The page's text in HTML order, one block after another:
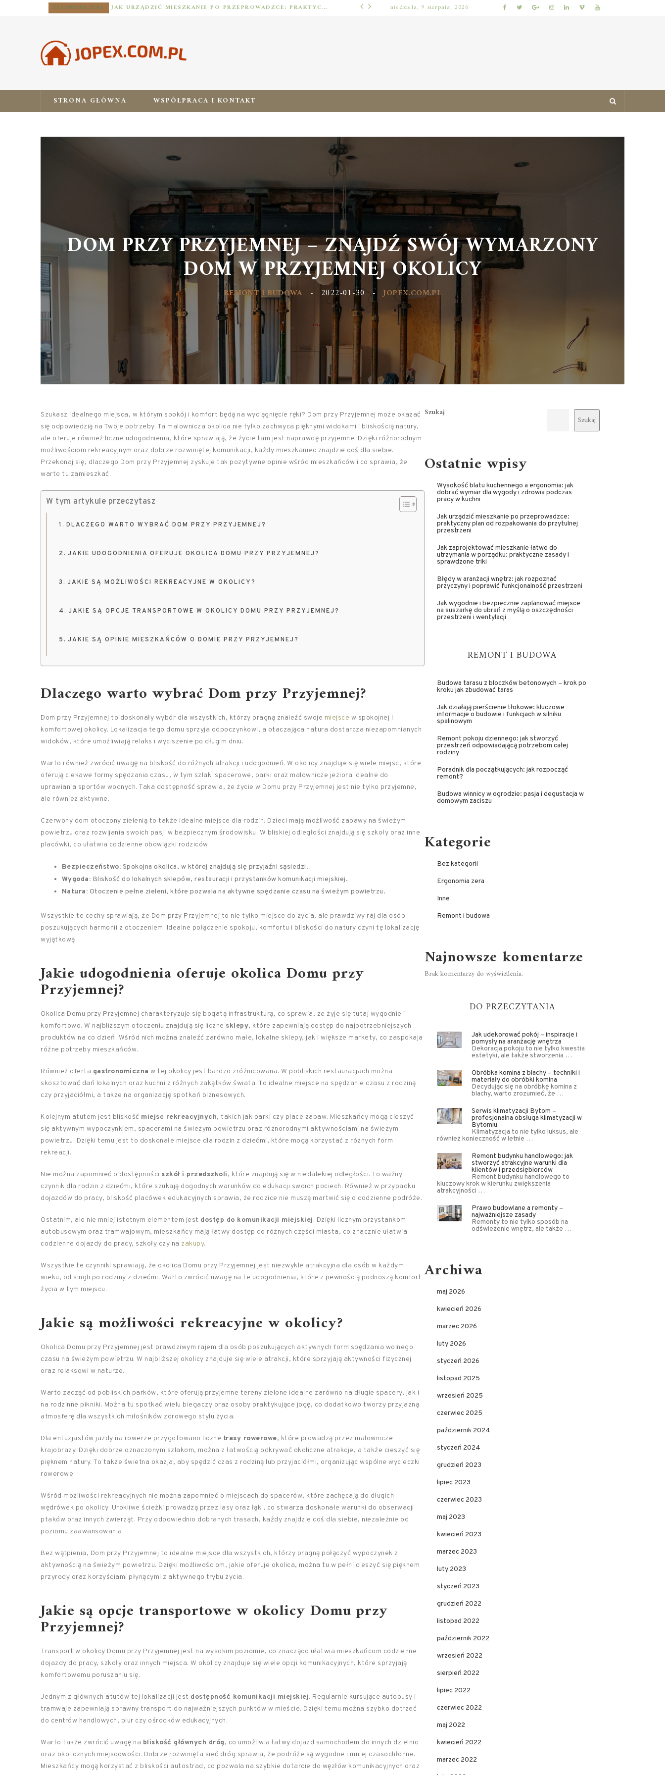
ERGONOMIA ZERA JAK URZĄDZIĆ MIESZKANIE PO PRZEPROWADZCE: PRAKTYCZNY PLAN OD ROZPAKOWANIA DO PRZYTULNEJ PRZESTRZENI ERGONOMIA ZERA
niedziela, 9 sierpnia, 2026
STRONA GŁÓWNA WSPÓŁPRACA I KONTAKT
DOM PRZY PRZYJEMNEJ – ZNAJDŹ SWÓJ WYMARZONY
DOM W PRZYJEMNEJ OKOLICY
REMONT I BUDOWA - 2022-01-30 - JOPEX.COM.PL
Szukasz idealnego miejsca, w którym spokój i komfort będą na wyciągnięcie ręki? Dom przy Przyjemnej może okazać
się odpowiedzią na Twoje potrzeby. Ta malownicza okolica nie tylko zachwyca pięknymi widokami i bliskością natury,
ale oferuje również liczne udogodnienia, które sprawiają, że życie tam jest naprawdę przyjemne. Dzięki różnorodnym
możliwościom rekreacyjnym oraz dobrze rozwiniętej komunikacji, każdy mieszkaniec znajdzie coś dla siebie.
Przekonaj się, dlaczego Dom przy Przyjemnej zyskuje tak pozytywne opinie wśród mieszkańców i co sprawia, że
warto tu zamieszkać.
W tym artykule przeczytasz
DLACZEGO WARTO WYBRAĆ DOM PRZY PRZYJEMNEJ?
JAKIE UDOGODNIENIA OFERUJE OKOLICA DOMU PRZY PRZYJEMNEJ?
JAKIE SĄ MOŻLIWOŚCI REKREACYJNE W OKOLICY?
JAKIE SĄ OPCJE TRANSPORTOWE W OKOLICY DOMU PRZY PRZYJEMNEJ?
JAKIE SĄ OPINIE MIESZKAŃCÓW O DOMIE PRZY PRZYJEMNEJ?
Dlaczego warto wybrać Dom przy Przyjemnej?
Dom przy Przyjemnej to doskonały wybór dla wszystkich, którzy pragną znaleźć swoje miejsce w spokojnej i
komfortowej okolicy. Lokalizacja tego domu sprzyja odpoczynkowi, a otaczająca natura dostarcza niezapomnianych
widoków, które umożliwiają relaks i wyciszenie po długim dniu.
Warto również zwrócić uwagę na bliskość do różnych atrakcji i udogodnień. W okolicy znajduje się wiele miejsc, które
oferują ciekawe formy spędzania czasu, w tym szlaki spacerowe, parki oraz malownicze jeziora idealne do
uprawiania sportów wodnych. Taka dostępność sprawia, że życie w Domu przy Przyjemnej jest nie tylko przyjemne,
ale również aktywne.
Czerwony dom otoczony zielenią to także idealne miejsce dla rodzin. Dzieci mają możliwość zabawy na świeżym
powietrzu oraz rozwijania swoich pasji w bezpiecznym środowisku. W bliskiej odległości znajdują się szkoły oraz inne
placówki, co ułatwia codzienne obowiązki rodziców.
Bezpieczeństwo: Spokojna okolica, w której znajdują się przyjaźni sąsiedzi.
Wygoda: Bliskość do lokalnych sklepów, restauracji i przystanków komunikacji miejskiej.
Natura: Otoczenie pełne zieleni, które pozwala na aktywne spędzanie czasu na świeżym powietrzu.
Wszystkie te cechy sprawiają, że Dom przy Przyjemnej to nie tylko miejsce do życia, ale prawdziwy raj dla osób
poszukujących harmonii z otoczeniem. Idealne połączenie spokoju, komfortu i bliskości do natury czyni tę lokalizację
wyjątkową.
Jakie udogodnienia oferuje okolica Domu przy
Przyjemnej?
Okolica Domu przy Przyjemnej charakteryzuje się bogatą infrastrukturą, co sprawia, że żyje się tutaj wygodnie i
komfortowo. W najbliższym otoczeniu znajdują się liczne sklepy, które zapewniają dostęp do najpotrzebniejszych
produktów na co dzień. Wśród nich można znaleźć zarówno małe, lokalne sklepy, jak i większe markety, co zaspokaja
różne potrzeby mieszkańców.
Również oferta gastronomiczna w tej okolicy jest bardzo zróżnicowana. W pobliskich restauracjach można
skosztować dań lokalnych oraz kuchni z różnych zakątków świata. To idealne miejsce na spędzanie czasu z rodziną
czy przyjaciółmi, a także na organizację spotkań biznesowych.
Kolejnym atutem jest bliskość miejsc rekreacyjnych, takich jak parki czy place zabaw. Mieszkańcy mogą cieszyć
się aktywnym wypoczynkiem, spacerami na świeżym powietrzu oraz różnorodnymi aktywnościami na świeżym
powietrzu. Dzięki temu jest to doskonałe miejsce dla rodzin z dziećmi, które mogą korzystać z różnych form
rekreacji.
Nie można zapomnieć o dostępności szkół i przedszkoli, które znajdują się w niedalekiej odległości. To ważny
czynnik dla rodzin z dziećmi, które szukają dogodnych warunków do edukacji swoich pociech. Również w przypadku
dojazdów do pracy, bliskość placówek edukacyjnych sprawia, że rodzice nie muszą martwić się o codzienne podróże.
Ostatnim, ale nie mniej istotnym elementem jest dostęp do komunikacji miejskiej. Dzięki licznym przystankom
autobusowym oraz tramwajowym, mieszkańcy mają łatwy dostęp do różnych części miasta, co znacznie ułatwia
codzienne dojazdy do pracy, szkoły czy na zakupy.
Wszystkie te czynniki sprawiają, że okolica Domu przy Przyjemnej jest niezwykle atrakcyjna dla osób w każdym
wieku, od singli po rodziny z dziećmi. Warto zwrócić uwagę na te udogodnienia, które z pewnością podnoszą komfort
życia w tym miejscu.
Jakie są możliwości rekreacyjne w okolicy?
Okolica Domu przy Przyjemnej jest prawdziwym rajem dla osób poszukujących aktywnych form spędzania wolnego
czasu na świeżym powietrzu. W najbliższej okolicy znajduje się wiele atrakcji, które sprzyjają aktywności fizycznej
oraz relaksowi w naturze.
Warto zacząć od pobliskich parków, które oferują przyjemne tereny zielone idealne zarówno na długie spacery, jak i
na rodzinne pikniki. Można tu spotkać wielu biegaczy oraz osoby praktykujące jogę, co dodatkowo tworzy przyjazną
atmosferę dla wszystkich miłośników zdrowego stylu życia.
Dla entuzjastów jazdy na rowerze przygotowano liczne trasy rowerowe, które prowadzą przez malownicze
krajobrazy. Dzięki dobrze oznaczonym szlakom, można z łatwością odkrywać okoliczne atrakcje, a także cieszyć się
pięknem natury. To także świetna okazja, aby spędzić czas z rodziną lub przyjaciółmi, organizując wspólne wycieczki
rowerowe.
Wśród możliwości rekreacyjnych nie można zapomnieć o miejscach do spacerów, które zachęcają do długich
wędrówek po okolicy. Urokliwe ścieżki prowadzą przez lasy oraz łąki, co stwarza doskonałe warunki do obserwacji
ptaków oraz innych zwierząt. Przy odpowiednio dobranych trasach, każdy znajdzie coś dla siebie, niezależnie od
poziomu zaawansowania.
Bez wątpienia, Dom przy Przyjemnej to idealne miejsce dla wszystkich, którzy pragną połączyć wypoczynek z
aktywnością na świeżym powietrzu. Dzięki możliwościom, jakie oferuje okolica, można tu w pełni cieszyć się pięknem
przyrody oraz korzyściami płynącymi z aktywnego trybu życia.
Jakie są opcje transportowe w okolicy Domu przy
Przyjemnej?
Transport w okolicy Domu przy Przyjemnej jest na wysokim poziomie, co znacząco ułatwia mieszkańcom codzienne
dojazdy do pracy, szkoły oraz innych miejsca. W okolicy znajduje się wiele opcji komunikacyjnych, które sprzyjają
komfortowemu poruszaniu się.
Jednym z głównych atutów tej lokalizacji jest dostępność komunikacji miejskiej. Regularnie kursujące autobusy i
tramwaje zapewniają sprawny transport do najważniejszych punktów w mieście. Dzięki temu można szybko dotrzeć
do centrów handlowych, biur czy ośrodków edukacyjnych.
Warto także zwrócić uwagę na bliskość głównych dróg, co umożliwia łatwy dojazd samochodem do innych dzielnic
oraz okolicznych miejscowości. Dobrze rozwinięta sieć dróg sprawia, że podróże są wygodne i mniej czasochłonne.
Mieszkańcy mogą korzystać z bliskości autostrad, co pozwala na szybkie dotarcie do węzłów komunikacyjnych oraz
Szukaj
Szukaj
Ostatnie wpisy
Wysokość blatu kuchennego a ergonomia: jak
dobrać wymiar dla wygody i zdrowia podczas
pracy w kuchni
Jak urządzić mieszkanie po przeprowadzce:
praktyczny plan od rozpakowania do przytulnej
przestrzeni
Jak zaprojektować mieszkanie łatwe do
utrzymania w porządku: praktyczne zasady i
sprawdzone triki
Błędy w aranżacji wnętrz: jak rozpoznać
przyczyny i poprawić funkcjonalność przestrzeni
Jak wygodnie i bezpiecznie zaplanować miejsce
na suszarkę do ubrań z myślą o oszczędności
przestrzeni i wentylacji
REMONT I BUDOWA
Budowa tarasu z bloczków betonowych – krok po
kroku jak zbudować taras
Jak działają pierścienie tłokowe: kluczowe
informacje o budowie i funkcjach w silniku
spalinowym
Remont pokoju dziennego: jak stworzyć
przestrzeń odpowiadającą potrzebom całej
rodziny
Poradnik dla początkujących: jak rozpocząć
remont?
Budowa winnicy w ogrodzie: pasja i degustacja w
domowym zaciszu
Kategorie
Bez kategorii
Ergonomia zera
Inne
Remont i budowa
Najnowsze komentarze
Brak komentarzy do wyświetlenia.
DO PRZECZYTANIA
Jak udekorować pokój – inspiracje i
pomysły na aranżację wnętrza
Dekoracja pokoju to nie tylko kwestia
estetyki, ale także stworzenia …
Obróbka komina z blachy – techniki i
materiały do obróbki komina
Decydując się na obróbkę komina z
blachy, warto zrozumieć, że …
Serwis klimatyzacji Bytom –
profesjonalna obsługa klimatyzacji w
Bytomiu
Klimatyzacja to nie tylko luksus, ale
również konieczność w letnie …
Remont budynku handlowego: jak
stworzyć atrakcyjne warunki dla
klientów i przedsiębiorców
Remont budynku handlowego to
kluczowy krok w kierunku zwiększenia
atrakcyjności …
Prawo budowlane a remonty –
najważniejsze zasady
Remonty to nie tylko sposób na
odświeżenie wnętrz, ale także …
Archiwa
maj 2026
kwiecień 2026
marzec 2026
luty 2026
styczeń 2026
listopad 2025
wrzesień 2025
czerwiec 2025
październik 2024
styczeń 2024
grudzień 2023
lipiec 2023
czerwiec 2023
maj 2023
kwiecień 2023
marzec 2023
luty 2023
styczeń 2023
grudzień 2022
listopad 2022
październik 2022
wrzesień 2022
sierpień 2022
lipiec 2022
czerwiec 2022
maj 2022
kwiecień 2022
marzec 2022